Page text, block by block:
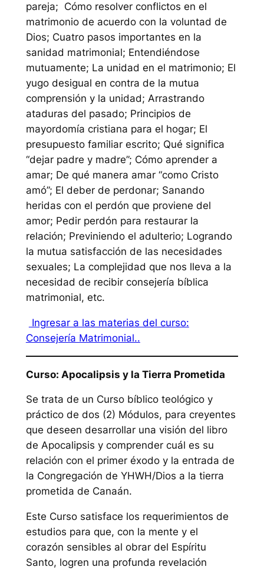
pareja; Cómo resolver conflictos en el
matrimonio de acuerdo con la voluntad de
Dios; Cuatro pasos importantes en la
sanidad matrimonial; Entendiéndose
mutuamente; La unidad en el matrimonio; El
yugo desigual en contra de la mutua
comprensión y la unidad; Arrastrando
ataduras del pasado; Principios de
mayordomía cristiana para el hogar; El
presupuesto familiar escrito; Qué significa
“dejar padre y madre”; Cómo aprender a
amar; De qué manera amar “como Cristo
amó”; El deber de perdonar; Sanando
heridas con el perdón que proviene del
amor; Pedir perdón para restaurar la
relación; Previniendo el adulterio; Logrando
la mutua satisfacción de las necesidades
sexuales; La complejidad que nos lleva a la
necesidad de recibir consejería bíblica
matrimonial, etc.
Ingresar a las materias del curso:
Consejería Matrimonial..
Curso: Apocalipsis y la Tierra Prometida
Se trata de un Curso bíblico teológico y
práctico de dos (2) Módulos, para creyentes
que deseen desarrollar una visión del libro
de Apocalipsis y comprender cuál es su
relación con el primer éxodo y la entrada de
la Congregación de YHWH/Dios a la tierra
prometida de Canaán.
Este Curso satisface los requerimientos de
estudios para que, con la mente y el
corazón sensibles al obrar del Espíritu
Santo, logren una profunda revelación